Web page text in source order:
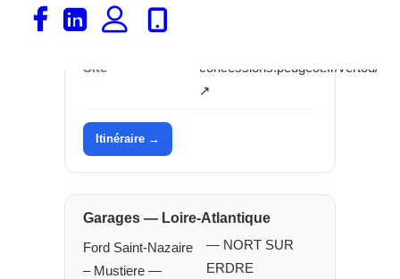
Région
Site
concessions.peugeot.fr/vertou/
↗
Itinéraire →
Garages — Loire-Atlantique
Ford Saint-Nazaire
– Mustiere —
— NORT SUR
ERDRE